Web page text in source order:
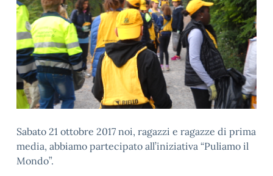
Sabato 21 ottobre 2017 noi, ragazzi e ragazze di prima
media, abbiamo partecipato all’iniziativa “Puliamo il
Mondo”.